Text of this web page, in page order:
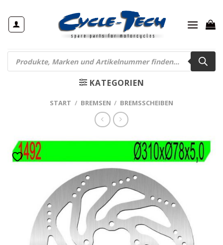
Inhalt
springen
Products
search
KATEGORIEN
START / BREMSEN / BREMSSCHEIBEN